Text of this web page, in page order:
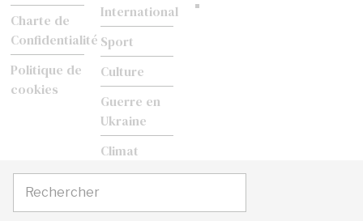
Charte de
Confidentialité
Politique de
cookies
International
Sport
Culture
Guerre en
Ukraine
Climat